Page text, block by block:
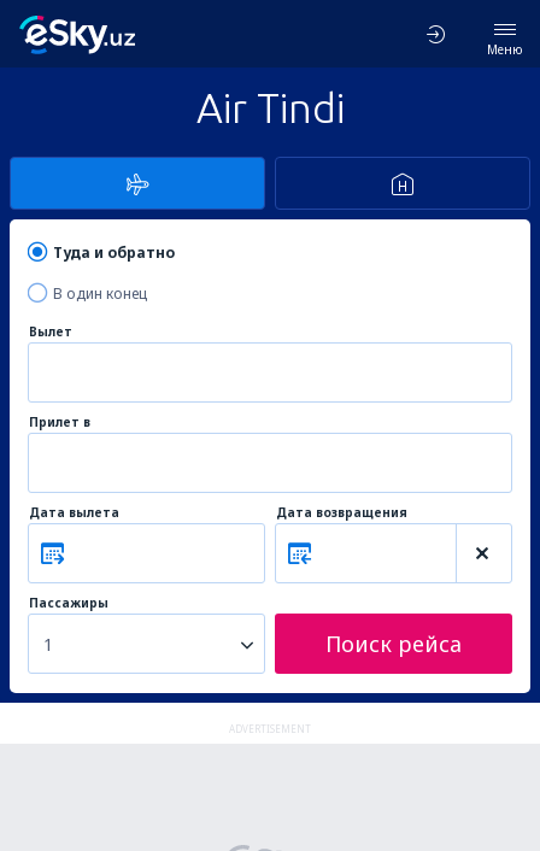
Меню
Air Tindi
Туда и обратно
В один конец
Вылет
Прилет в
Дата вылета Дата возвращения
Пассажиры
1 Поиск рейса
ADVERTISEMENT